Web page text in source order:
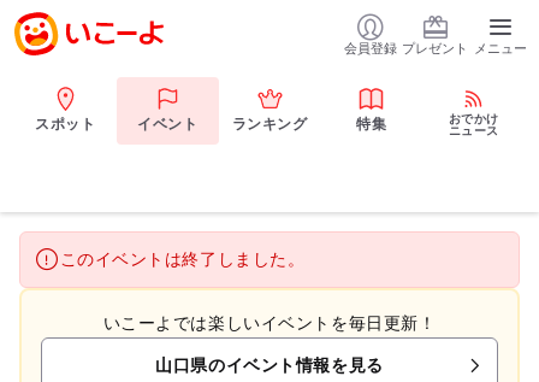
会員登録 プレゼント メニュー
スポット イベント ランキング 特集
おでかけ
ニュース
このイベントは終了しました。
いこーよでは楽しいイベントを毎日更新！
山口県のイベント情報を見る